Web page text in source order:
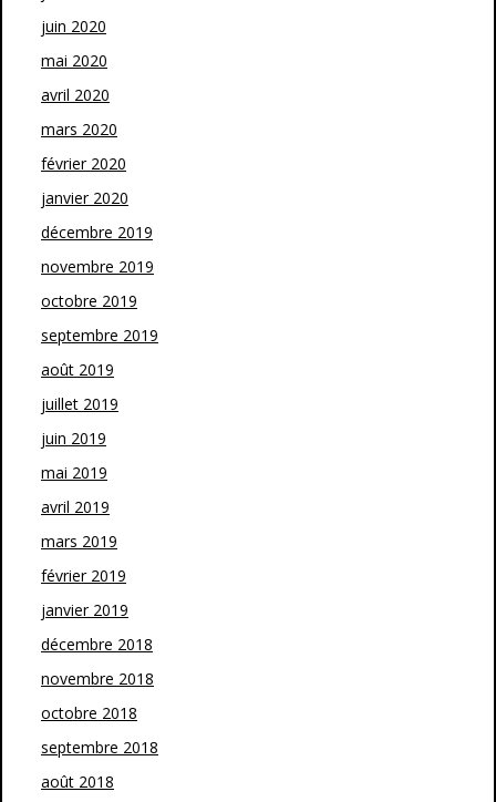
juin 2020
mai 2020
avril 2020
mars 2020
février 2020
janvier 2020
décembre 2019
novembre 2019
octobre 2019
septembre 2019
août 2019
juillet 2019
juin 2019
mai 2019
avril 2019
mars 2019
février 2019
janvier 2019
décembre 2018
novembre 2018
octobre 2018
septembre 2018
août 2018